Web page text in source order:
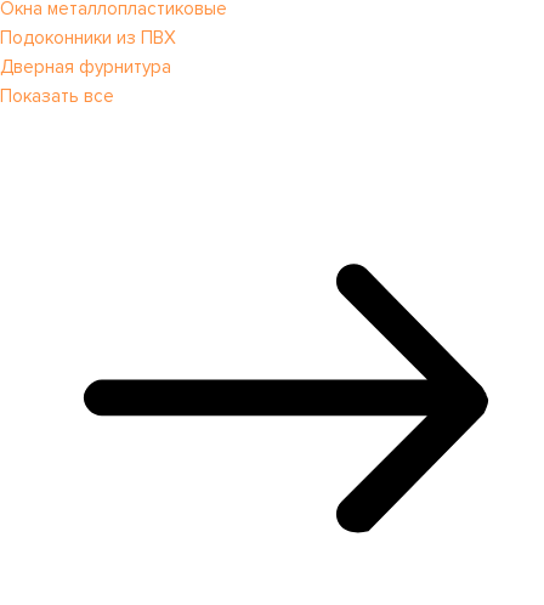
Окна металлопластиковые
Подоконники из ПВХ
Дверная фурнитура
Показать все